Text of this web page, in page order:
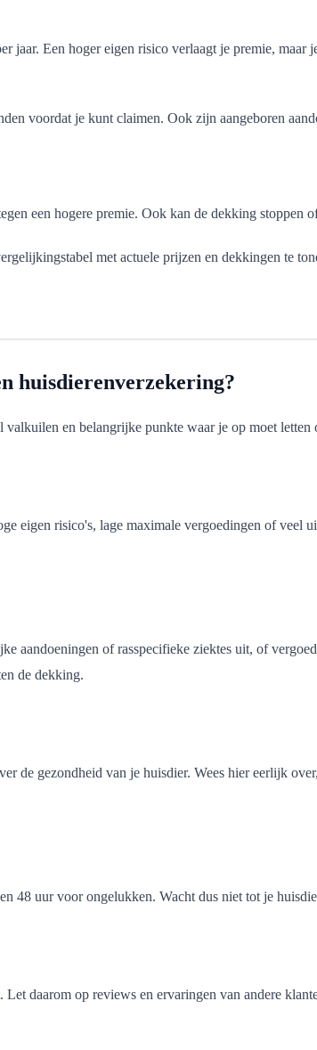
jaar. Een hoger eigen risico verlaagt je premie, maar
voordat je kunt claimen. Ook zijn aangeboren
een hogere premie. Ook kan de dekking stoppen
met actuele prijzen en dekkingen te
huisdierenverzekering?
en belangrijke punkte waar je op moet letten
eigen risico's, lage maximale vergoedingen of veel
aandoeningen of rasspecifieke ziektes uit, of
de dekking.
de gezondheid van je huisdier. Wees hier eerlijk
48 uur voor ongelukken. Wacht dus niet tot je
daarom op reviews en ervaringen van andere